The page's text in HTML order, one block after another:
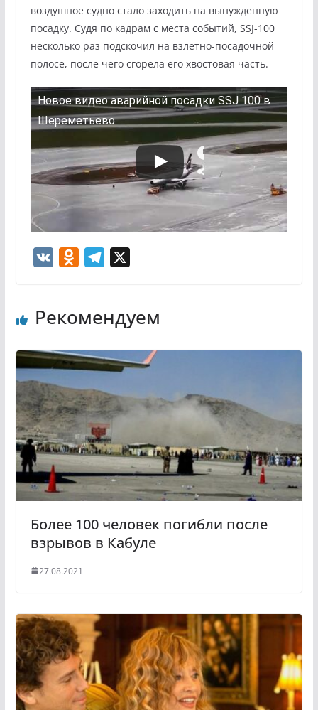
воздушное судно стало заходить на вынужденную
посадку. Судя по кадрам с места событий, SSJ-100
несколько раз подскочил на взлетно-посадочной
полосе, после чего сгорела его хвостовая часть.
Новое видео аварийной посадки SSJ 100 в
Шереметьево
o
l
s
s
n
i
k
i
e
r
a
m
Рекомендуем
Более 100 человек погибли после
взрывов в Кабуле
27.08.2021